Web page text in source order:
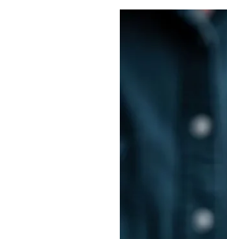
Aprimore a cultura organizacional